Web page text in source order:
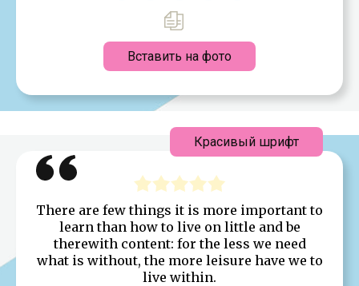
Вставить на фото
There are few things it is more important to
learn than how to live on little and be
therewith content: for the less we need
what is without, the more leisure have we to
live within.
Красивый шрифт